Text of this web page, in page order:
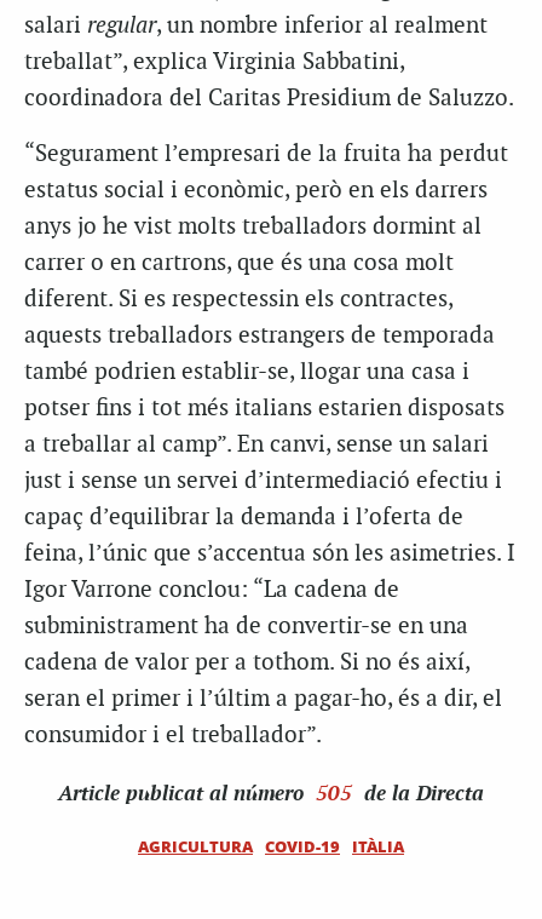
salari regular, un nombre inferior al realment
treballat”, explica Virginia Sabbatini,
coordinadora del Caritas Presidium de Saluzzo.
“Segurament l’empresari de la fruita ha perdut
estatus social i econòmic, però en els darrers
anys jo he vist molts treballadors dormint al
carrer o en cartrons, que és una cosa molt
diferent. Si es respectessin els contractes,
aquests treballadors estrangers de temporada
també podrien establir-se, llogar una casa i
potser fins i tot més italians estarien disposats
a treballar al camp”. En canvi, sense un salari
just i sense un servei d’intermediació efectiu i
capaç d’equilibrar la demanda i l’oferta de
feina, l’únic que s’accentua són les asimetries. I
Igor Varrone conclou: “La cadena de
subministrament ha de convertir-se en una
cadena de valor per a tothom. Si no és així,
seran el primer i l’últim a pagar-ho, és a dir, el
consumidor i el treballador”.
Article publicat al número 505 de la Directa
AGRICULTURA COVID-19 ITÀLIA